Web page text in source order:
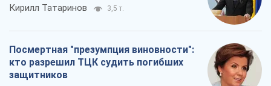
Кирилл Татаринов 3,5 т.
Посмертная "презумпция виновности":
кто разрешил ТЦК судить погибших
защитников